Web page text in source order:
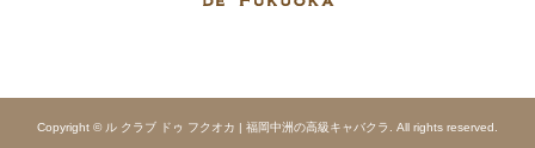
Copyright © ル クラブ ドゥ フクオカ | 福岡中洲の高級キャバクラ. All rights reserved.